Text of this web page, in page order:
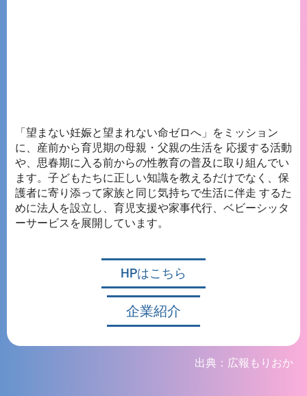
「望まない妊娠と望まれない命ゼロへ」をミッション
に、産前から育児期の母親・父親の生活を 応援する活動
や、思春期に入る前からの性教育の普及に取り組んでい
ます。子どもたちに正しい知識を教えるだけでなく、保
護者に寄り添って家族と同じ気持ちで生活に伴走 するた
めに法人を設立し、育児支援や家事代行、ベビーシッタ
ーサービスを展開しています。
HPはこちら
企業紹介
出典：広報もりおか